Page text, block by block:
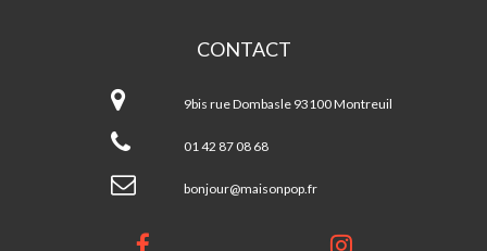
CONTACT
Populaire
9bis rue Dombasle 93100 Montreuil
01 42 87 08 68
bonjour@maisonpop.fr